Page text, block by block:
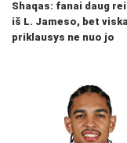
Shaqas: fanai daug
iš L. Jameso, bet
priklausys ne nuo jo